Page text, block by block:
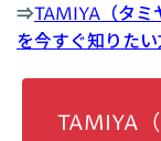
⇒TAMIYA（タ
を今すぐ知りた
TAMIYA